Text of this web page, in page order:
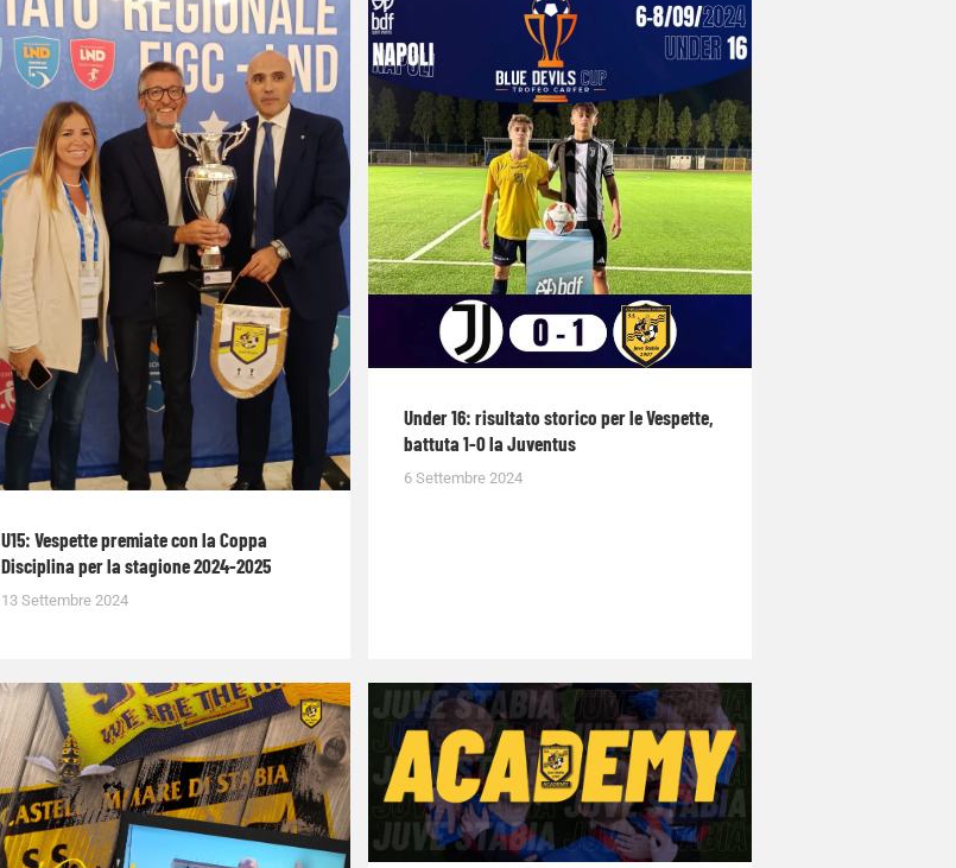
U15: Vespette premiate con la Coppa
Disciplina per la stagione 2024-2025
13 Settembre 2024
Under 16: risultato storico per le Vespette,
battuta 1-0 la Juventus
6 Settembre 2024